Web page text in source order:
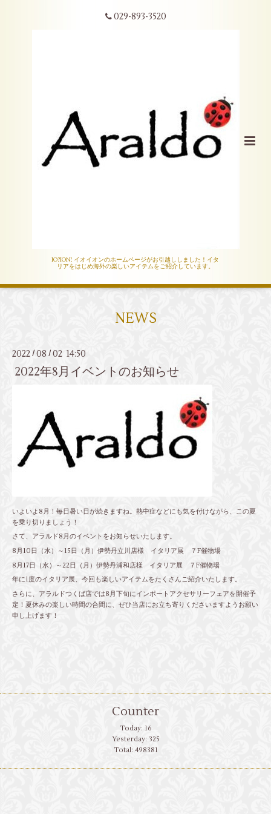
029-893-3520
IO?ION! イオイオンのホームページがお引越ししました！イタ
リアをはじめ海外の楽しいアイテムをご紹介しています。
NEWS
2022 / 08 / 02 14:50
2022年8月イベントのお知らせ
いよいよ8月！毎日暑い日が続きますね。熱中症などにも気を付けながら、この夏
を乗り切りましょう！
さて、アラルド8月のイベントをお知らせいたします。
8月10日（水）～15日（月）伊勢丹立川店様 イタリア展 ７F催物場
8月17日（水）～22日（月）伊勢丹浦和店様 イタリア展 ７F催物場
年に1度のイタリア展、今回も楽しいアイテムをたくさんご紹介いたします。
さらに、アラルドつくば店では8月下旬にインポートアクセサリーフェアを開催予
定！夏休みの楽しい時間の合間に、ぜひ当店にお立ち寄りくださいますようお願い
申し上げます！
Counter
Today: 16
Yesterday: 325
Total: 498381